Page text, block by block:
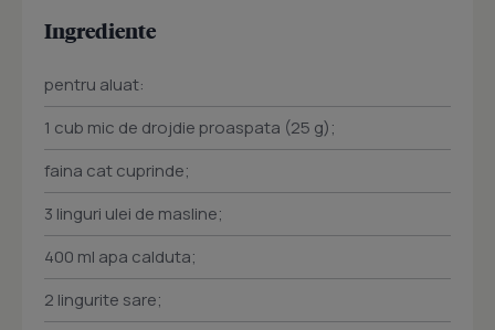
Ingrediente
pentru aluat:
1 cub mic de drojdie proaspata (25 g);
faina cat cuprinde;
3 linguri ulei de masline;
400 ml apa calduta;
2 lingurite sare;